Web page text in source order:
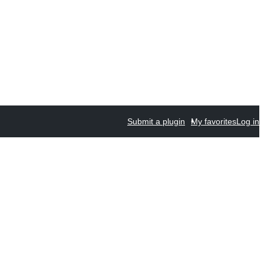
Submit a plugin My favoritesLog in